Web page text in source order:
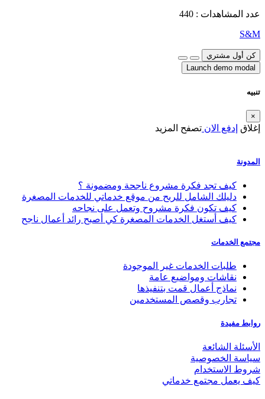
عدد المشاهدات : 440
S&M
كن أول مشتري
Launch demo modal
تنبيه
×
إغلاق إدفع الان تصفح المزيد
المدونة
كيف تجد فكرة مشروع ناجحة ومضمونة ؟
دليلك الشامل للربح من موقع خدماتي للخدمات المصغرة
كيف تكون فكرة مشروح وتعمل على نجاحه
كيف أستغل الخدمات المصغرة كي أصبح رائد أعمال ناجح
مجتمع الخدمات
طلبات الخدمات غير الموجودة
نقاشات ومواضيع عامة
نماذج أعمال قمت بتنفيذها
تجارب وقصص المستخدمين
روابط مفيدة
الأسئلة الشائعة
سياسة الخصوصية
شروط الاستخدام
كيف يعمل مجتمع خدماتي